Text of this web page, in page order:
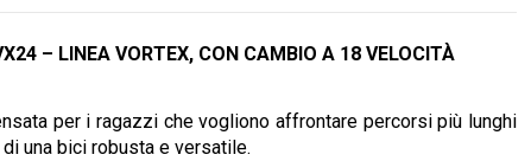
– LINEA VORTEX, CON CAMBIO A 18 VELOCITÀ
per i ragazzi che vogliono affrontare percorsi più lunghi
una bici robusta e versatile.